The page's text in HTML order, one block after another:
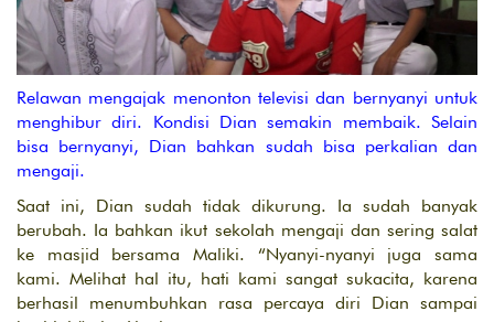
Relawan mengajak menonton televisi dan bernyanyi untuk
menghibur diri. Kondisi Dian semakin membaik. Selain
bisa bernyanyi, Dian bahkan sudah bisa perkalian dan
mengaji.
Saat ini, Dian sudah tidak dikurung. Ia sudah banyak
berubah. Ia bahkan ikut sekolah mengaji dan sering salat
ke masjid bersama Maliki. “Nyanyi-nyanyi juga sama
kami. Melihat hal itu, hati kami sangat sukacita, karena
berhasil menumbuhkan rasa percaya diri Dian sampai